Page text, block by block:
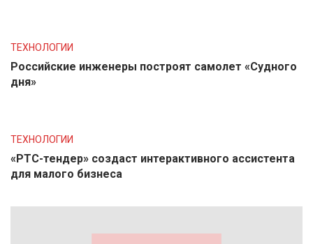
ТЕХНОЛОГИИ
Российские инженеры построят самолет «Судного
дня»
ТЕХНОЛОГИИ
«РТС-тендер» создаст интерактивного ассистента
для малого бизнеса